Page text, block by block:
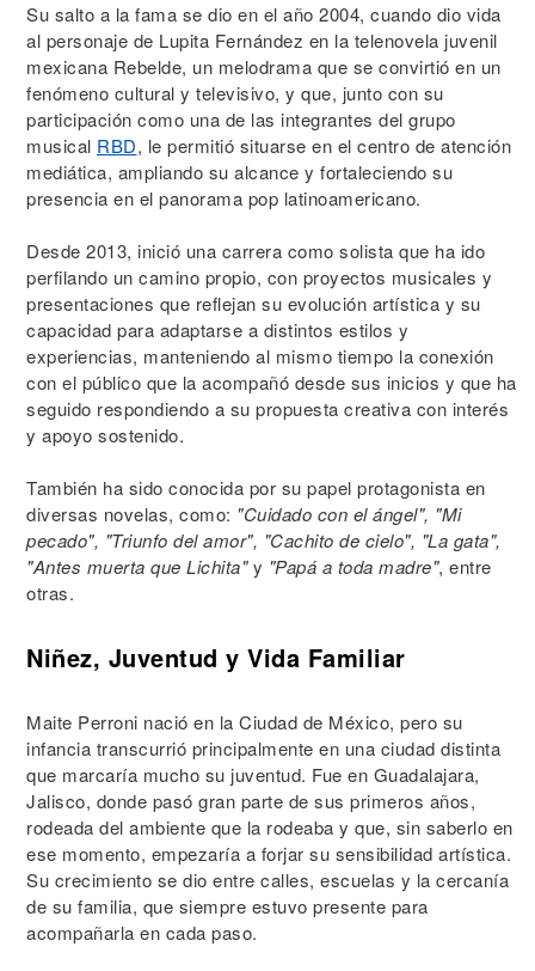
Su salto a la fama se dio en el año 2004, cuando dio vida
al personaje de Lupita Fernández en la telenovela juvenil
mexicana Rebelde, un melodrama que se convirtió en un
fenómeno cultural y televisivo, y que, junto con su
participación como una de las integrantes del grupo
musical RBD, le permitió situarse en el centro de atención
mediática, ampliando su alcance y fortaleciendo su
presencia en el panorama pop latinoamericano.
Desde 2013, inició una carrera como solista que ha ido
perfilando un camino propio, con proyectos musicales y
presentaciones que reflejan su evolución artística y su
capacidad para adaptarse a distintos estilos y
experiencias, manteniendo al mismo tiempo la conexión
con el público que la acompañó desde sus inicios y que ha
seguido respondiendo a su propuesta creativa con interés
y apoyo sostenido.
También ha sido conocida por su papel protagonista en
diversas novelas, como: "Cuidado con el ángel", "Mi
pecado", "Triunfo del amor", "Cachito de cielo", "La gata",
"Antes muerta que Lichita"y "Papá a toda madre", entre
otras.
Niñez, Juventud y Vida Familiar
Maite Perroni nació en la Ciudad de México, pero su
infancia transcurrió principalmente en una ciudad distinta
que marcaría mucho su juventud. Fue en Guadalajara,
Jalisco, donde pasó gran parte de sus primeros años,
rodeada del ambiente que la rodeaba y que, sin saberlo en
ese momento, empezaría a forjar su sensibilidad artística.
Su crecimiento se dio entre calles, escuelas y la cercanía
de su familia, que siempre estuvo presente para
acompañarla en cada paso.